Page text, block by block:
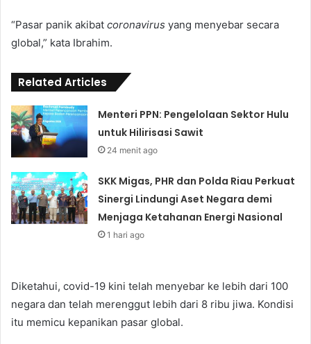
“Pasar panik akibat coronavirus yang menyebar secara
global,” kata Ibrahim.
Related Articles
Menteri PPN: Pengelolaan Sektor Hulu
untuk Hilirisasi Sawit
24 menit ago
SKK Migas, PHR dan Polda Riau Perkuat
Sinergi Lindungi Aset Negara demi
Menjaga Ketahanan Energi Nasional
1 hari ago
Diketahui, covid-19 kini telah menyebar ke lebih dari 100
negara dan telah merenggut lebih dari 8 ribu jiwa. Kondisi
itu memicu kepanikan pasar global.